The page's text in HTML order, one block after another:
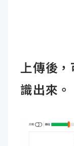
上傳後，
識出來。